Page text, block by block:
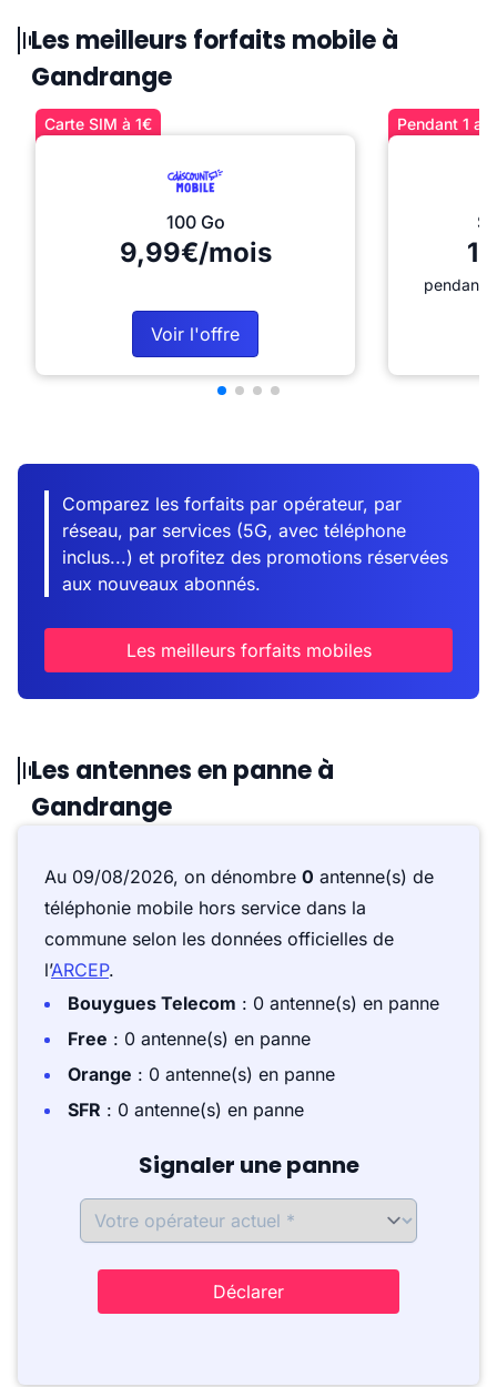
Les meilleurs forfaits mobile à
Gandrange
Carte SIM à 1€
100 Go
9,99€/mois
Voir l'offre
Pendant 1
pendant
Comparez les forfaits par opérateur, par
réseau, par services (5G, avec téléphone
inclus...) et profitez des promotions réservées
aux nouveaux abonnés.
Les meilleurs forfaits mobiles
Les antennes en panne à
Gandrange
Au 09/08/2026, on dénombre 0 antenne(s) de
téléphonie mobile hors service dans la
commune selon les données officielles de
l’ARCEP.
Bouygues Telecom : 0 antenne(s) en panne
Free : 0 antenne(s) en panne
Orange : 0 antenne(s) en panne
SFR : 0 antenne(s) en panne
Signaler une panne
Déclarer